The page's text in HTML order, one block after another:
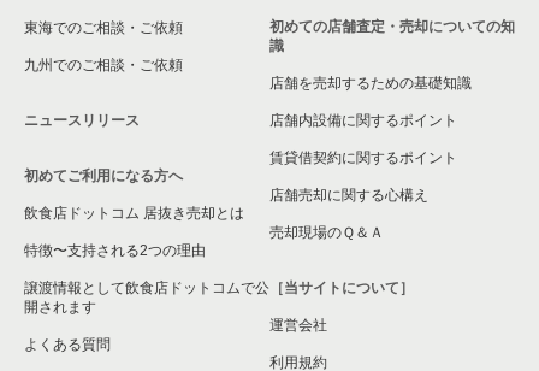
東海でのご相談・ご依頼
九州でのご相談・ご依頼
ニュースリリース
初めてご利用になる方へ
飲食店ドットコム 居抜き売却とは
特徴〜支持される2つの理由
譲渡情報として飲食店ドットコムで公
開されます
よくある質問
初めての店舗査定・売却についての知
識
店舗を売却するための基礎知識
店舗内設備に関するポイント
賃貸借契約に関するポイント
店舗売却に関する心構え
売却現場のＱ＆Ａ
［当サイトについて］
運営会社
利用規約